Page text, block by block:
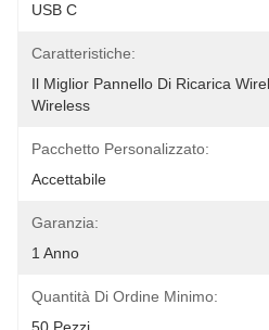
USB C
Caratteristiche:
Il Miglior Pannello Di Ricarica
Wireless
Pacchetto Personalizzato:
Accettabile
Garanzia:
1 Anno
Quantità Di Ordine Minimo: